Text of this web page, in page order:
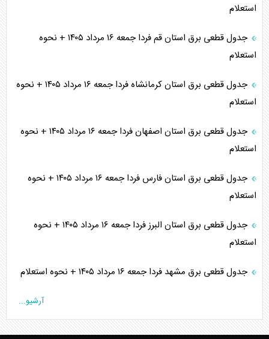
استعلام
جدول قطعی برق استان قم فردا جمعه ۱۶ مرداد ۱۴۰۵ + نحوه
استعلام
جدول قطعی برق استان کرمانشاه فردا جمعه ۱۶ مرداد ۱۴۰۵ + نحوه
استعلام
جدول قطعی برق استان اصفهان فردا جمعه ۱۶ مرداد ۱۴۰۵ + نحوه
استعلام
جدول قطعی برق استان فارس فردا جمعه ۱۶ مرداد ۱۴۰۵ + نحوه
استعلام
جدول قطعی برق استان البرز فردا جمعه ۱۶ مرداد ۱۴۰۵ + نحوه
استعلام
جدول قطعی برق مشهد فردا جمعه ۱۶ مرداد ۱۴۰۵ + نحوه استعلام
آرشیو...